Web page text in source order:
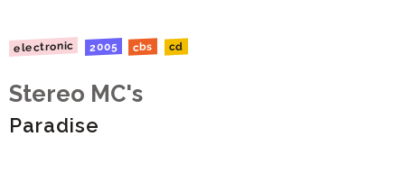
electronic 2005 cbs cd
Stereo MC's
Paradise